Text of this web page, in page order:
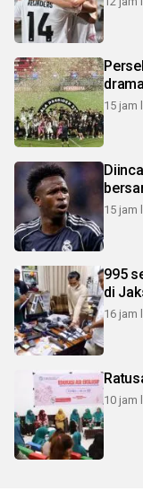
15 jam
Diincar
15 jam
995
di
16 jam
10 jam